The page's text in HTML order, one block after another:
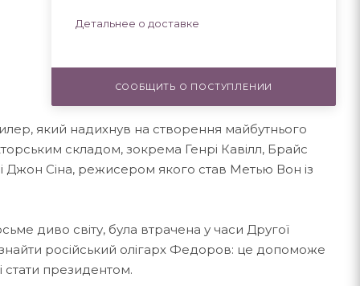
Детальнее о доставке
СООБЩИТЬ О ПОСТУПЛЕНИИ
який надихнув на створення майбутнього
складом, зокрема Генрі Кавілл, Брайс
Сіна, режисером якого став Метью Вон із
диво світу, була втрачена у часи Другої
знайти російський олігарх Федоров: це допоможе
стати президентом.